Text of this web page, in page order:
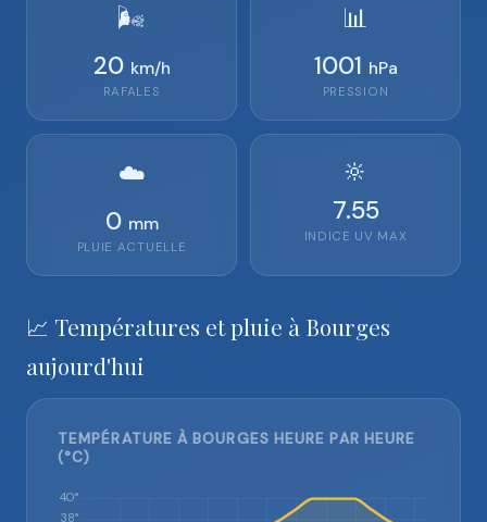
🌬️
20 km/h
RAFALES
📊
1001 hPa
PRESSION
☁️
0 mm
PLUIE ACTUELLE
🔆
7.55
INDICE UV MAX
📈 Températures et pluie à Bourges
aujourd'hui
TEMPÉRATURE À BOURGES HEURE PAR HEURE
(°C)